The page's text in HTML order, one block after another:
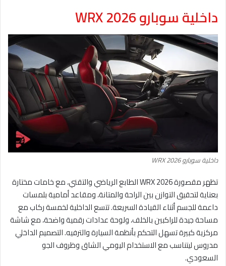
داخلية سوبارو WRX 2026
داخلية سوبارو WRX 2026
تظهر مقصورة WRX 2026 الطابع الرياضي والتقني، مع خامات مختارة
بعناية لتحقيق التوازن بين الراحة والمتانة، ومقاعد أمامية بلمسات
داعمة للجسم أثناء القيادة السريعة. تتسع الداخلية لخمسة ركاب مع
مساحة جيدة للراكبين بالخلف، ولوحة عدادات رقمية واضحة، مع شاشة
مركزية كبيرة تسهل التحكم بأنظمة السيارة والترفيه. التصميم الداخلي
مدروس ليتناسب مع الاستخدام اليومي الشاق وظروف الجو
السعودي.